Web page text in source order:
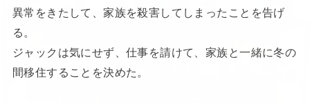
異常をきたして、家族を殺害してしまったことを告げ
る。
ジャックは気にせず、仕事を請けて、家族と一緒に冬の
間移住することを決めた。